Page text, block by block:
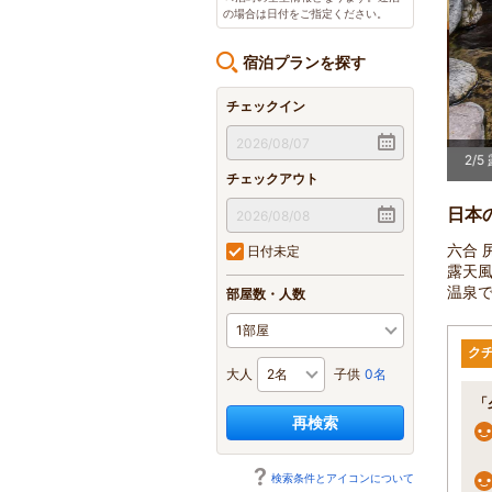
の場合は日付をご指定ください。
宿泊プランを探す
チェックイン
チェックアウト
日付未定
部屋数・人数
大人 子供 0名
再検索
検索条件とアイコンについて
2/5
日本
六合
露天
温泉
ク